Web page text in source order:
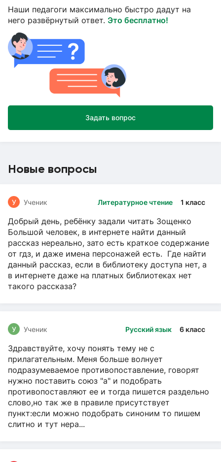
Наши педагоги максимально быстро дадут на
него развёрнутый ответ. Это бесплатно!
Задать вопрос
Новые вопросы
Литературное чтение 1 класс
У Ученик
Добрый день, ребёнку задали читать Зощенко
Большой человек, в интернете найти данный
рассказ нереально, зато есть краткое содержание
от гдз, и даже имена персонажей есть. Где найти
данный рассказ, если в библиотеку доступа нет, а
в интернете даже на платных библиотеках нет
такого рассказа?
Русский язык 6 класс
У Ученик
Здравствуйте, хочу понять тему не с
прилагательным. Меня больше волнует
подразумеваемое противопоставление, говорят
нужно поставить союз "а" и подобрать
противопоставляют ее и тогда пишется раздельно
слово,но так же в правиле присутствует
пункт:если можно подобрать синоним то пишем
слитно и тут нера...